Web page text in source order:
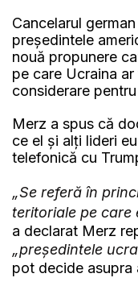
Cancelarul
președintele
nouă propunere
pe care Ucraina
considerare
Merz a spus că
ce el și alți lideri
telefonică cu
„Se referă în
teritoriale pe care
a declarat Merz
„președintele
pot decide asupra